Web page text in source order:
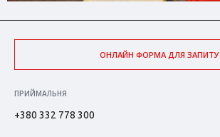
ОНЛАЙН ФОРМА ДЛЯ ЗАПИТУ
ПРИЙМАЛЬНЯ
+380 332 778 300